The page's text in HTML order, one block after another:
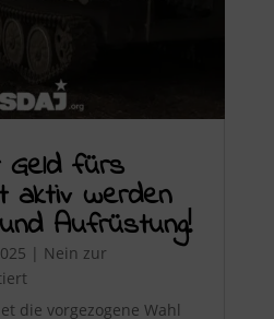
Geld fürs
aktiv werden
Aufrüstung!
| Nein zur
die vorgezogene Wahl